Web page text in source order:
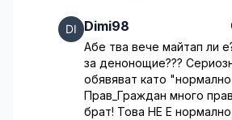
Dimi98
Абе тва вече майтап ли
за денонощие???
обявяват като
Прав_Граждан много
брат! Това НЕ Е